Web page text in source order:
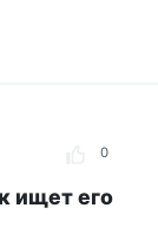
0
ищет его